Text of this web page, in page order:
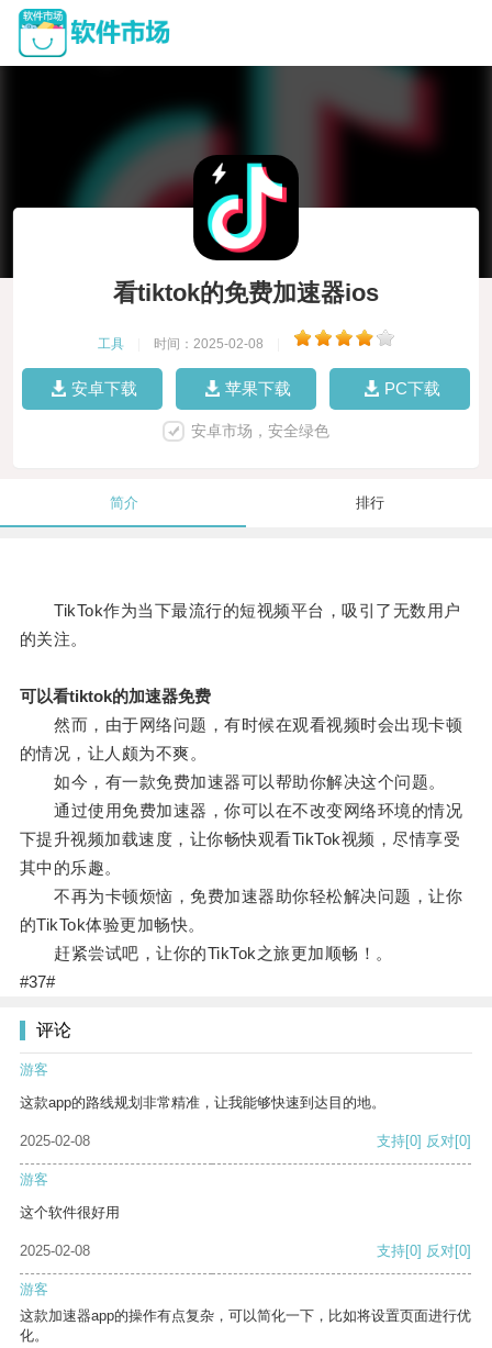
看tiktok的免费加速器ios
工具 时间：2025-02-08
安卓下载 苹果下载 PC下载
安卓市场，安全绿色
简介 排行
TikTok作为当下最流行的短视频平台，吸引了无数用户
的关注。
可以看tiktok的加速器免费
然而，由于网络问题，有时候在观看视频时会出现卡顿
的情况，让人颇为不爽。
如今，有一款免费加速器可以帮助你解决这个问题。
通过使用免费加速器，你可以在不改变网络环境的情况
下提升视频加载速度，让你畅快观看TikTok视频，尽情享受
其中的乐趣。
不再为卡顿烦恼，免费加速器助你轻松解决问题，让你
的TikTok体验更加畅快。
赶紧尝试吧，让你的TikTok之旅更加顺畅！。
#37#
评论
游客
这款app的路线规划非常精准，让我能够快速到达目的地。
2025-02-08 支持[0] 反对[0]
游客
这个软件很好用
2025-02-08 支持[0] 反对[0]
游客
这款加速器app的操作有点复杂，可以简化一下，比如将设置页面进行优
化。